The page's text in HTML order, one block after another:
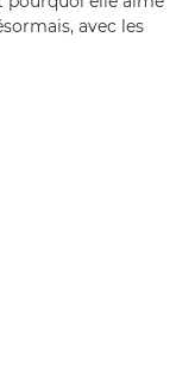
avec les